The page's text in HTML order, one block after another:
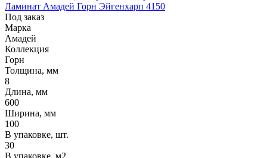
Ламинат Амадей Горн Эйгенхарп 4150
Под заказ
Марка
Амадей
Коллекция
Горн
Толщина, мм
8
Длина, мм
600
Ширина, мм
100
В упаковке, шт.
30
В упаковке, м2